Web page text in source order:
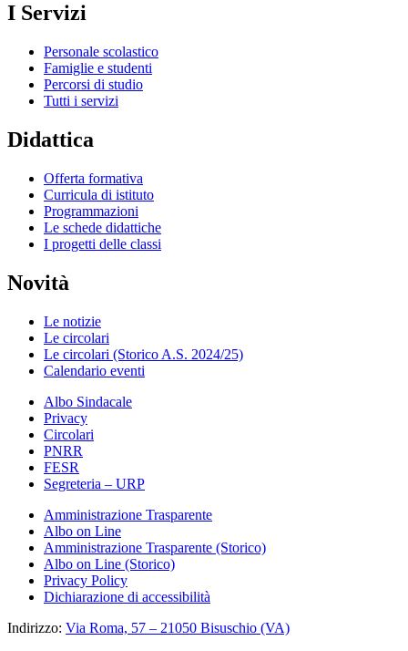
I Servizi
Personale scolastico
Famiglie e studenti
Percorsi di studio
Tutti i servizi
Didattica
Offerta formativa
Curricula di istituto
Programmazioni
Le schede didattiche
I progetti delle classi
Novità
Le notizie
Le circolari
Le circolari (Storico A.S. 2024/25)
Calendario eventi
Albo Sindacale
Privacy
Circolari
PNRR
FESR
Segreteria – URP
Amministrazione Trasparente
Albo on Line
Amministrazione Trasparente (Storico)
Albo on Line (Storico)
Privacy Policy
Dichiarazione di accessibilità
Indirizzo: Via Roma, 57 – 21050 Bisuschio (VA)